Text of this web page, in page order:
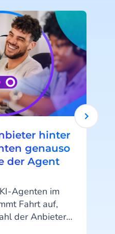
hinter
genauso
der Agent
Agenten im
Fahrt auf,
der Anbieter.